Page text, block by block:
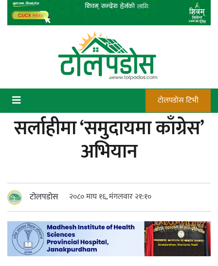
Skip
content
टोलपडोस टिभी
कन्चटमा पेस्तोल तेर्सिँदा पनि प्रयोग गर्न
सक्दैनन् डिएफओले गोली चलाउने अधिकार
न्याय सुनिश्चित गर्न सुरक्षा निकायको दायित्व
महत्त्वपूर्ण हुन्छ : मेयर मण्डल
सर्लाहीमा ‘समुदायमा काँग्रेस’
अभियान
टोलपडोस २०८० माघ १६, मंगलवार २१:१०